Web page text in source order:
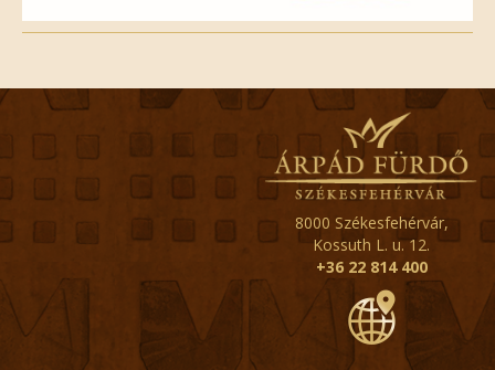
8000 Székesfehérvár,
Kossuth L. u. 12.
+36 22 814 400